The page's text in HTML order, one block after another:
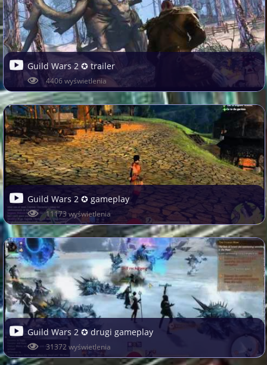
Guild Wars 2 ✪ trailer
4406 wyświetlenia
Guild Wars 2 ✪ gameplay
11173 wyświetlenia
Guild Wars 2 ✪ drugi gameplay
31372 wyświetlenia